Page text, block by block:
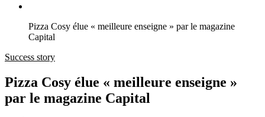
Pizza Cosy élue « meilleure enseigne » par le magazine
Capital
Success story
Pizza Cosy élue « meilleure enseigne »
par le magazine Capital